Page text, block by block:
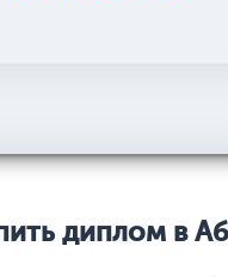
диплом в